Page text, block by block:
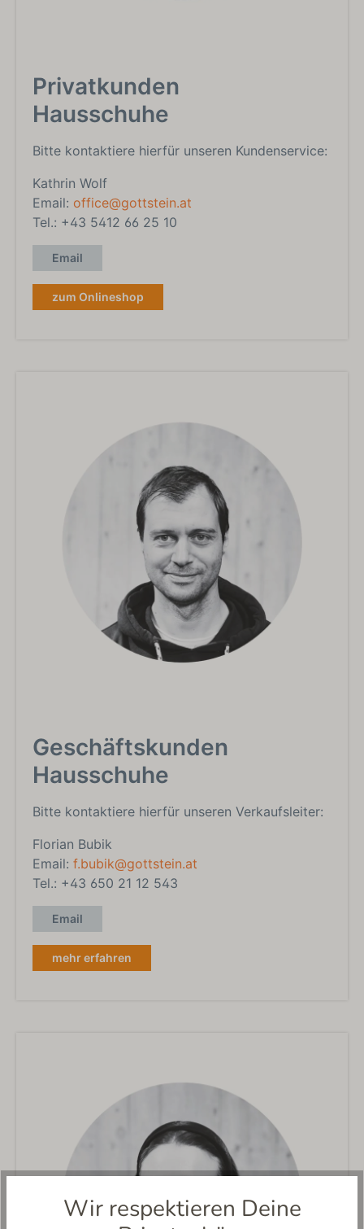
Privatkunden
Hausschuhe
Bitte kontaktiere hierfür unseren Kundenservice:
Kathrin Wolf
Email: office@gottstein.at
Tel.: +43 5412 66 25 10
Email
zum Onlineshop
Geschäftskunden
Hausschuhe
Bitte kontaktiere hierfür unseren Verkaufsleiter:
Florian Bubik
Email: f.bubik@gottstein.at
Tel.: +43 650 21 12 543
Email
mehr erfahren
Wir respektieren Deine